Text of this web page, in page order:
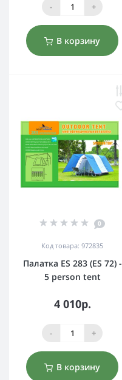
- +
В корзину
0
Код товара: 972835
Палатка ES 283 (ES 72) -
5 person tent
4 010р.
- +
В корзину